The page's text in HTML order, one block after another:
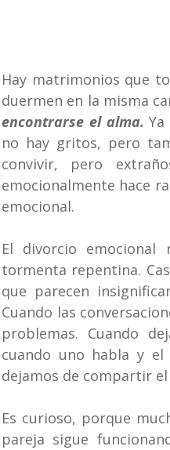
Hay matrimonios que
duermen en la misma
encontrarse el alma.
no hay gritos, pero
convivir, pero
emocionalmente hace
emocional.
El divorcio
tormenta repentina.
que parecen
Cuando las
problemas. Cuando
cuando uno habla y el
dejamos de compartir
Es curioso, porque
pareja sigue